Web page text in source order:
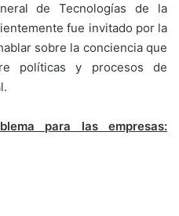
de Tecnologías de la
fue invitado por la
sobre la conciencia que
políticas y procesos de
para las empresas: